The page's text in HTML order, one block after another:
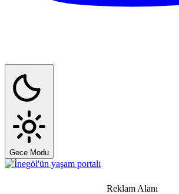
Gece Modu
Reklam Alanı